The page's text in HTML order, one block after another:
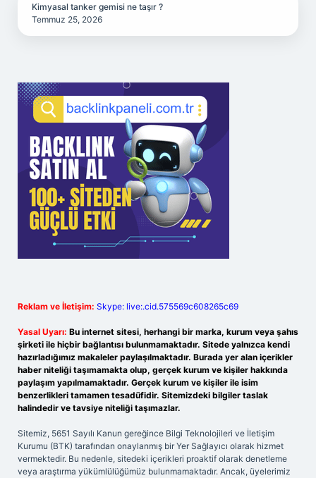
Kimyasal tanker gemisi ne taşır ?
Temmuz 25, 2026
Reklam ve İletişim: Skype: live:.cid.575569c608265c69
Yasal Uyarı: Bu internet sitesi, herhangi bir marka, kurum veya şahıs
şirketi ile hiçbir bağlantısı bulunmamaktadır. Sitede yalnızca kendi
hazırladığımız makaleler paylaşılmaktadır. Burada yer alan içerikler
haber niteliği taşımamakta olup, gerçek kurum ve kişiler hakkında
paylaşım yapılmamaktadır. Gerçek kurum ve kişiler ile isim
benzerlikleri tamamen tesadüfidir. Sitemizdeki bilgiler taslak
halindedir ve tavsiye niteliği taşımazlar.
Sitemiz, 5651 Sayılı Kanun gereğince Bilgi Teknolojileri ve İletişim
Kurumu (BTK) tarafından onaylanmış bir Yer Sağlayıcı olarak hizmet
vermektedir. Bu nedenle, sitedeki içerikleri proaktif olarak denetleme
veya araştırma yükümlülüğümüz bulunmamaktadır. Ancak, üyelerimiz